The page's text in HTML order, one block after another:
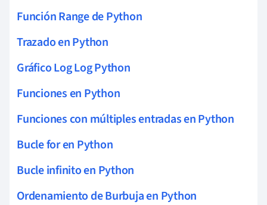
Función Range de Python
Trazado en Python
Gráfico Log Log Python
Funciones en Python
Funciones con múltiples entradas en Python
Bucle for en Python
Bucle infinito en Python
Ordenamiento de Burbuja en Python